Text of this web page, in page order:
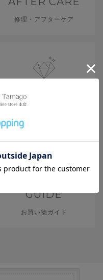
修理・アフターケア
QUALITY
GUIDE
お買い物ガイド